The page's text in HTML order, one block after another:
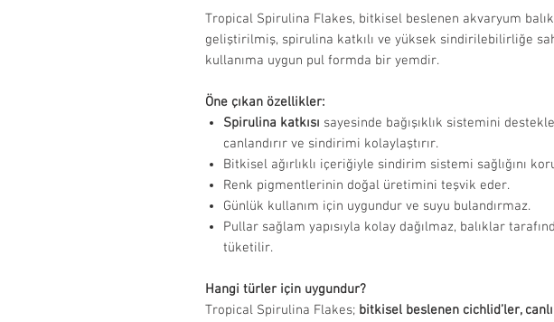
Tropical Spirulina Flakes, bitkisel beslenen akvaryum
geliştirilmiş, spirulina katkılı ve yüksek sindirilebilirliğe
kullanıma uygun pul formda bir yemdir.
Öne çıkan özellikler:
Spirulina katkısı sayesinde bağışıklık sistemini
canlandırır ve sindirimi kolaylaştırır.
Bitkisel ağırlıklı içeriğiyle sindirim sistemi sağlığını
Renk pigmentlerinin doğal üretimini teşvik eder.
Günlük kullanım için uygundur ve suyu bulandırmaz.
Pullar sağlam yapısıyla kolay dağılmaz, balıklar
tüketilir.
Hangi türler için uygundur?
Tropical Spirulina Flakes; bitkisel beslenen cichlid’ler,